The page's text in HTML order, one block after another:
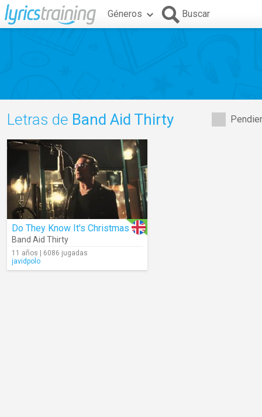
Géneros Buscar
Letras de Band Aid Thirty
Do They Know It's Christmas
Band Aid Thirty
11 años | 6086 jugadas
javidpolo